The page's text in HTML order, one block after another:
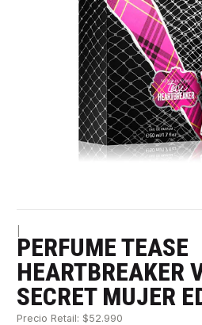
PERFUME TEASE
HEARTBREAKER
SECRET MUJER
Precio Retail: $52.990